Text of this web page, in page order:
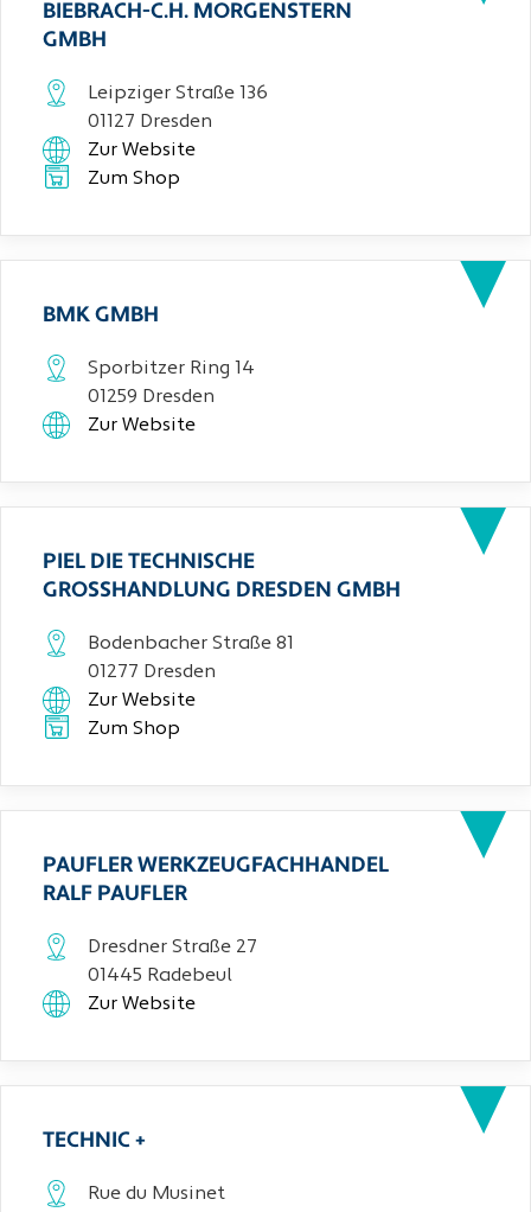
BIEBRACH-C.H. MORGENSTERN
GMBH
Leipziger Straße 136
01127 Dresden
Zur Website
Zum Shop
BMK GMBH
Sporbitzer Ring 14
01259 Dresden
Zur Website
PIEL DIE TECHNISCHE
GROSSHANDLUNG DRESDEN GMBH
Bodenbacher Straße 81
01277 Dresden
Zur Website
Zum Shop
PAUFLER WERKZEUGFACHHANDEL
RALF PAUFLER
Dresdner Straße 27
01445 Radebeul
Zur Website
TECHNIC +
Rue du Musinet